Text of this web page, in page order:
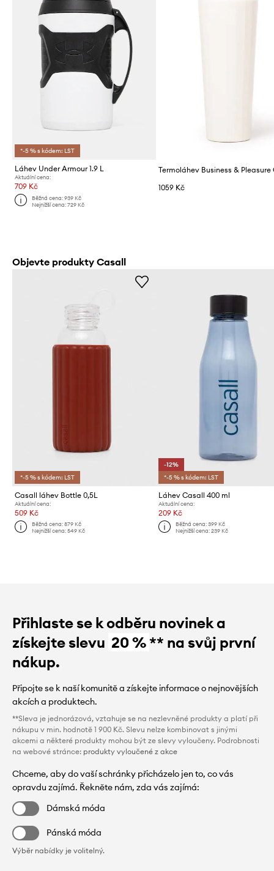
*-5 % s kódem: LST
Láhev Under Armour 1.9 L
Aktuální cena:
709 Kč
Běžná cena:939 Kč
Nejnižší cena:729 Kč
1059 Kč
Objevte produkty Casall
*-5 % s kódem: LST
Casall láhev Bottle 0,5L
Aktuální cena:
509 Kč
Běžná cena:879 Kč
Nejnižší cena:549 Kč
-12%
*-5 % s kódem: LST
Láhev Casall 400 ml
Aktuální cena:
209 Kč
Běžná cena: 399 Kč
Nejnižší cena: 239 Kč
Přihlaste se k odběru novinek a
získejte slevu 20 %** na svůj první
nákup.
Připojte se k naší komunitě a získejte informace o nejnovějších
akcích a produktech.
**Sleva je jednorázová, vztahuje se na nezlevněné produkty a platí při
nákupu v min. hodnotě 1 900 Kč. Slevu nelze kombinovat s jinými
akcemi a některé produkty mohou být ze slevy vyloučeny. Podrobnosti
na webové stránce: produkty vyloučené z akce
Chceme, aby do vaší schránky přicházelo jen to, co vás
opravdu zajímá. Řekněte nám, zda vás zajímá:
Dámská móda
Pánská móda
Výběr nabídky je volitelný.